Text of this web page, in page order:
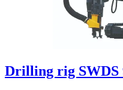
Drilling rig SWDS